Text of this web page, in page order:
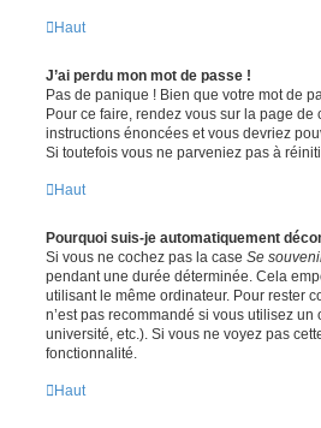
Haut
J’ai perdu mon mot de passe !
Pas de panique ! Bien que votre mot de
Pour ce faire, rendez vous sur la page
instructions énoncées et vous devriez
Si toutefois vous ne parveniez pas à
Haut
Pourquoi suis-je automatiquement
Si vous ne cochez pas la case Se
pendant une durée déterminée. Cela
utilisant le même ordinateur. Pour rester
n’est pas recommandé si vous utilisez
université, etc.). Si vous ne voyez pas
fonctionnalité.
Haut